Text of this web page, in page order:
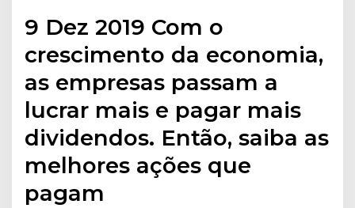
9 Dez 2019 Com o
crescimento da economia,
as empresas passam a
lucrar mais e pagar mais
dividendos. Então, saiba as
melhores ações que
pagam